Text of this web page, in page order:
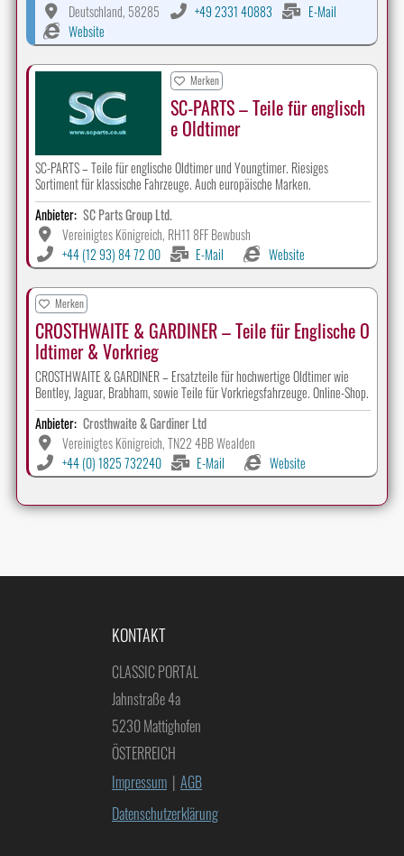
Deutschland, 58285
+49 2331 40883
E-Mail
Website
Merken
SC-PARTS – Teile für englisch
e Oldtimer
SC-PARTS – Teile für englische Oldtimer und Youngtimer. Riesiges
Sortiment für klassische Fahrzeuge. Auch europäische Marken.
Anbieter: SC Parts Group Ltd.
Vereinigtes Königreich, RH11 8FF Bewbush
+44 (12 93) 84 72 00
E-Mail Website
Merken
CROSTHWAITE & GARDINER – Teile für Englische O
ldtimer & Vorkrieg
CROSTHWAITE & GARDINER – Ersatzteile für hochwertige Oldtimer wie
Bentley, Jaguar, Brabham, sowie Teile für Vorkriegsfahrzeuge. Online-Shop.
Anbieter: Crosthwaite & Gardiner Ltd
Vereinigtes Königreich, TN22 4BB Wealden
+44 (0) 1825 732240
E-Mail Website
KONTAKT
CLASSIC PORTAL
Jahnstraße 4a
5230 Mattighofen
ÖSTERREICH
Impressum | AGB
Datenschutzerklärung